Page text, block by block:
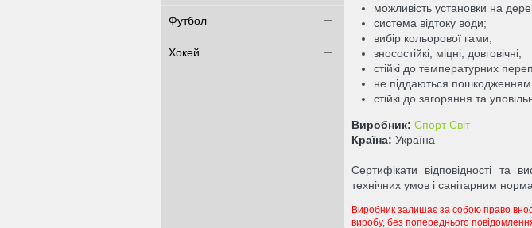
Футбол
Хокей
можливість установки на
система відтоку води;
вибір кольорової гами;
зносостійкі, міцні, довговічні;
стійкі до температурних
не піддаються пошкодженням
стійкі до загоряння та
Виробник: Спорт Світ
Країна: Україна
Сертифікати відповідності та
технічних умов і санітарним
Виробник залишає за собою право
виробу, без попереднього